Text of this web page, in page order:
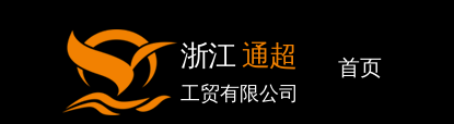
浙江 通超
工贸有限公司
首页